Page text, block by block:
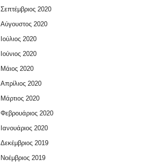
Σεπτέμβριος 2020
Αύγουστος 2020
Ιούλιος 2020
Ιούνιος 2020
Μάιος 2020
Απρίλιος 2020
Μάρτιος 2020
Φεβρουάριος 2020
Ιανουάριος 2020
Δεκέμβριος 2019
Νοέμβριος 2019